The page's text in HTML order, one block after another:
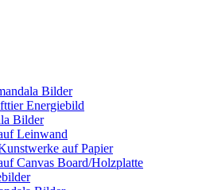
Bilder
Energiebild
Bilder
Leinwand
auf Papier
Canvas Board/Holzplatte